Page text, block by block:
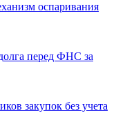
оспаривания
перед ФНС за
закупок без учета